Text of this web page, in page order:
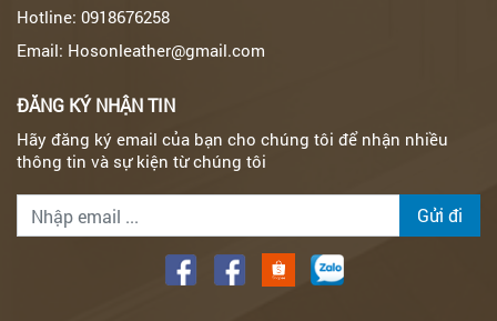
Hotline: 0918676258
Email: Hosonleather@gmail.com
ĐĂNG KÝ NHẬN TIN
Hãy đăng ký email của bạn cho chúng tôi để nhận nhiều
thông tin và sự kiện từ chúng tôi
Gửi đi